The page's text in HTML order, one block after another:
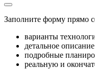
Заполните форму прямо
варианты
детальное
подробные
реальную и